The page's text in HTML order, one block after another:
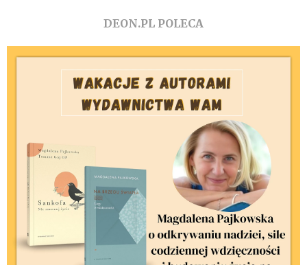
DEON.PL POLECA